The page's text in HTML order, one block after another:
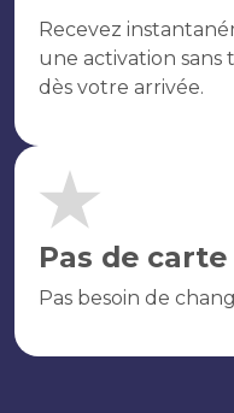
Recevez
une activation sans
dès votre arrivée.
Pas de carte
Pas besoin de